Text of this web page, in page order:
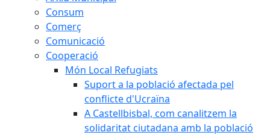
Consum
Comerç
Comunicació
Cooperació
Món Local Refugiats
Suport a la població afectada pel
conflicte d'Ucraïna
A Castellbisbal, com canalitzem la
solidaritat ciutadana amb la població